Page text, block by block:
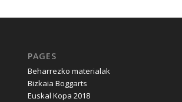
PAGES
Beharrezko materialak
Bizkaia Boggarts
Euskal Kopa 2018